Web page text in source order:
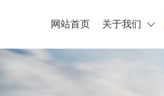
网站首页 关于我们